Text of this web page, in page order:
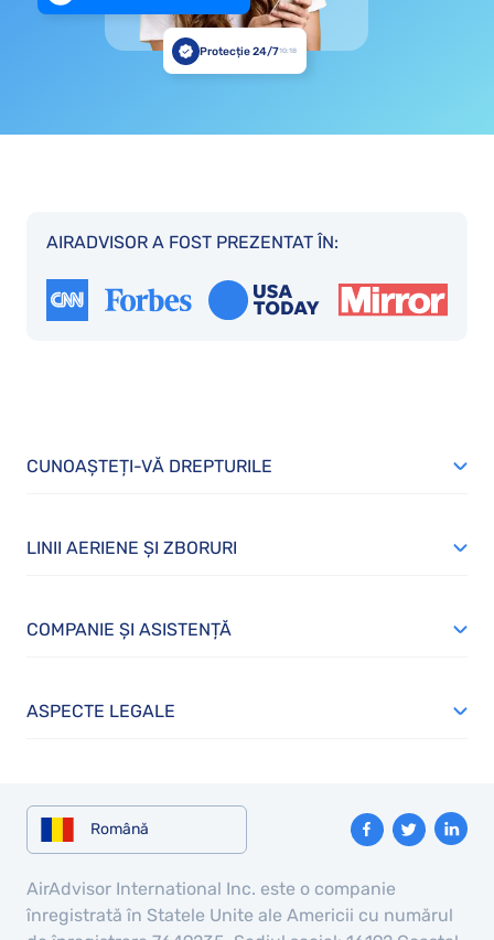
Protecție 24/710:18
AIRADVISOR A FOST PREZENTAT ÎN:
CUNOAȘTEȚI-VĂ DREPTURILE
LINII AERIENE ȘI ZBORURI
COMPANIE ȘI ASISTENȚĂ
ASPECTE LEGALE
Română
AirAdvisor International Inc. este o companie
înregistrată în Statele Unite ale Americii cu numărul